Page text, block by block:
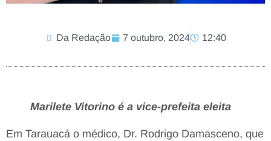
Da Redação 7 outubro, 2024 12:40
Marilete Vitorino é a vice-prefeita eleita
Em Tarauacá o médico, Dr. Rodrigo Damasceno, que